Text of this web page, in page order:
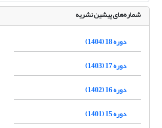
شماره‌های پیشین نشریه
دوره 18 (1404)
دوره 17 (1403)
دوره 16 (1402)
دوره 15 (1401)